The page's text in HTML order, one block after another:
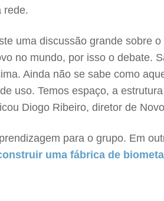
rede.
uma discussão grande sobre
no mundo, por isso o debate.
Ainda não se sabe como
uso. Temos espaço, a
Diogo Ribeiro, diretor de
para o grupo. Em
uma fábrica de